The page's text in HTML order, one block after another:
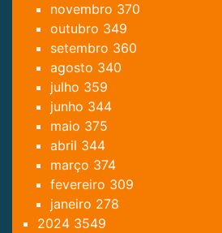
novembro 370
outubro 349
setembro 360
agosto 340
julho 359
junho 344
maio 375
abril 344
março 374
fevereiro 309
janeiro 278
2024 3549